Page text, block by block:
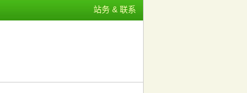
站务 & 联系